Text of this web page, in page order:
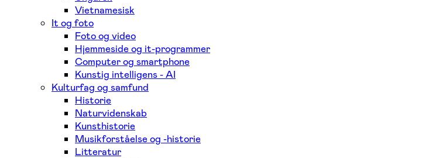
Vietnamesisk
It og foto
Foto og video
Hjemmeside og it-programmer
Computer og smartphone
Kunstig intelligens - AI
Kulturfag og samfund
Historie
Naturvidenskab
Kunsthistorie
Musikforståelse og -historie
Litteratur